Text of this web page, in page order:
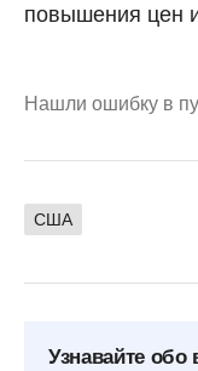
повышения цен
Нашли ошибку в
США
Узнавайте